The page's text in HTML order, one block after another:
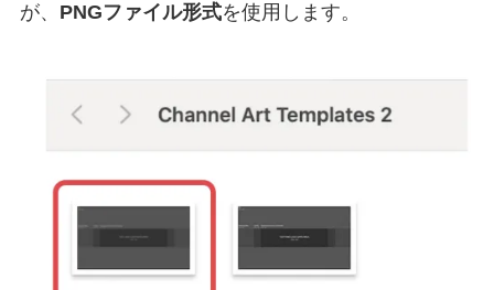
が、 PNGファイル形式を使用します。